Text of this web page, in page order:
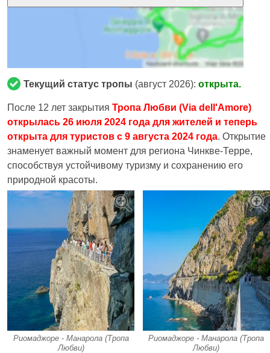
Текущий статус тропы (август 2026): открыта.
После 12 лет закрытия Тропа Любви (Via dell'Amore)
открылась 26 июля 2024 года для жителей и теперь
открыта для туристов с 9 августа 2024 года. Открытие
знаменует важный момент для региона Чинкве-Терре,
способствуя устойчивому туризму и сохранению его
природной красоты.
Риомаджоре - Манарола (Тропа
Любви)
Риомаджоре - Манарола (Тропа
Любви)